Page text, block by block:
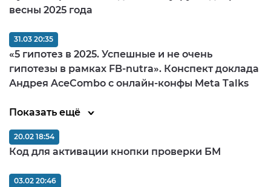
весны 2025 года
«5 гипотез в 2025. Успешные и не очень
гипотезы в рамках FB-nutra». Конспект доклада
Андрея AceCombo с онлайн-конфы Meta Talks
31.03 20:35
Показать ещё
Код для активации кнопки проверки БМ
20.02 18:54
03.02 20:46